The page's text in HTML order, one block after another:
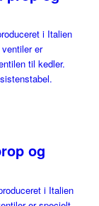
i Italien
er
til kedler.
og
i Italien